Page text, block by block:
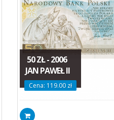
50 ZŁ - 2006
JAN PAWEŁ II
Cena: 119.00 zł